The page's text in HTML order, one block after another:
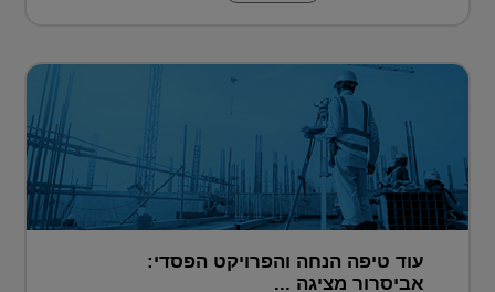
עוד טיפה הנחה והפרויקט הפסדי:
אביסרור מציגה ...